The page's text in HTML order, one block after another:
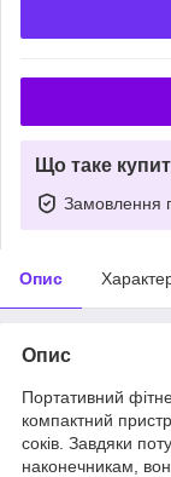
Що таке
Замовлення
Опис
Опис
Портативний
компактний
соків. Завдяки
наконечникам,